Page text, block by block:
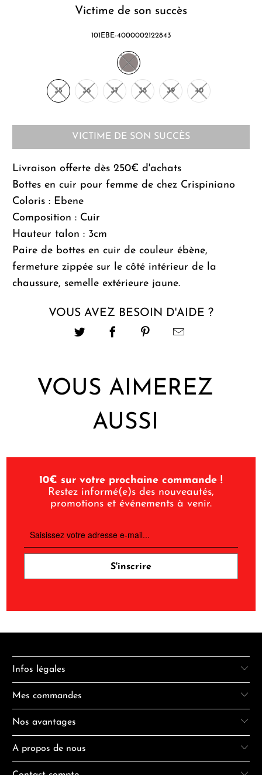
Victime de son succès
101EBE-4000002122843
35 36 37 38 39 40
VICTIME DE SON SUCCÈS
Livraison offerte dès 250€ d'achats
Bottes en cuir pour femme de chez Crispiniano
Coloris : Ebene
Composition : Cuir
Hauteur talon : 3cm
Paire de bottes en cuir de couleur ébène,
fermeture zippée sur le côté intérieur de la
chaussure, semelle extérieure jaune.
VOUS AVEZ BESOIN D'AIDE ?
VOUS AIMEREZ
AUSSI
10€ sur votre prochaine commande !
Restez informé(e)s des nouveautés,
promotions et événements à venir.
Infos légales
Mes commandes
Nos avantages
A propos de nous